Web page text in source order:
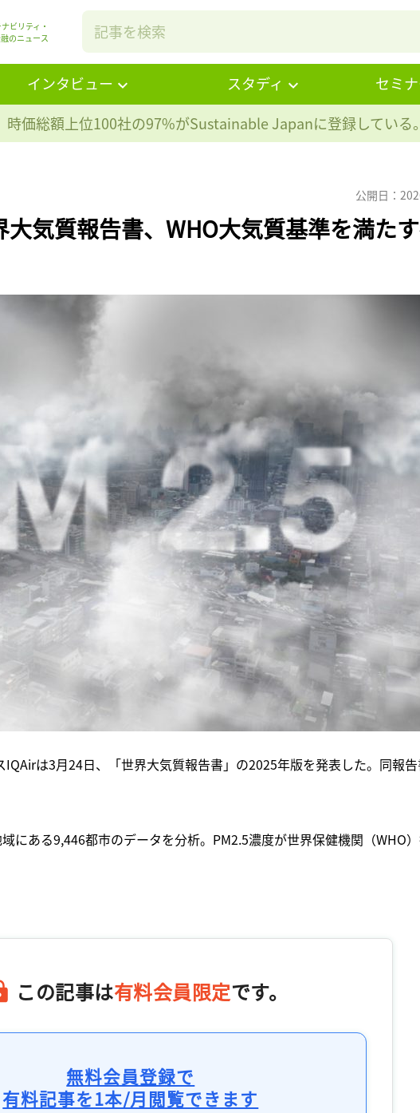
ビリティ・
のニュース
インタビュー スタディ セミ
時価総額上位100社の97%がSustainable Japanに登録している
公開日：
大気質報告書、WHO大気質基準を満た
は3月24日、「世界大気質報告書」の2025年版を発表した。同報
にある9,446都市のデータを分析。PM2.5濃度が世界保健機関（WHO
この記事は有料会員限定です。
無料会員登録で
有料記事を1本/月閲覧できます